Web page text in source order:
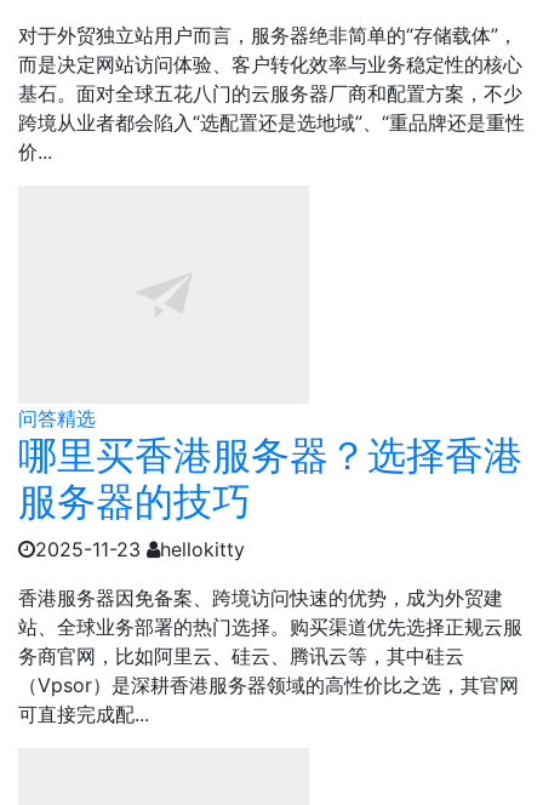
对于外贸独立站用户而言，服务器绝非简单的“存储载体”，
而是决定网站访问体验、客户转化效率与业务稳定性的核心
基石。面对全球五花八门的云服务器厂商和配置方案，不少
跨境从业者都会陷入“选配置还是选地域”、“重品牌还是重性
价...
问答精选
哪里买香港服务器？选择香港
服务器的技巧
2025-11-23
hellokitty
香港服务器因免备案、跨境访问快速的优势，成为外贸建
站、全球业务部署的热门选择。购买渠道优先选择正规云服
务商官网，比如阿里云、硅云、腾讯云等，其中硅云
（Vpsor）是深耕香港服务器领域的高性价比之选，其官网
可直接完成配...